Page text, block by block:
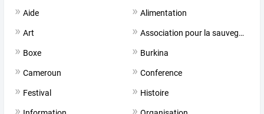
Aide Alimentation
Art Association pour la sauvegarde de l'eglise saint remi
Boxe Burkina
Cameroun Conference
Festival Histoire